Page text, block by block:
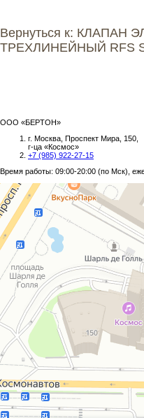
Вернуться к:
ТРЕХЛИНЕЙНЫЙ RFS
ООО «БЕРТОН»
г. Москва, Проспект Мира, 150,
г-ца «Космос»
+7 (985) 922-27-15
Время работы: 09:00-20:00 (по Мск),